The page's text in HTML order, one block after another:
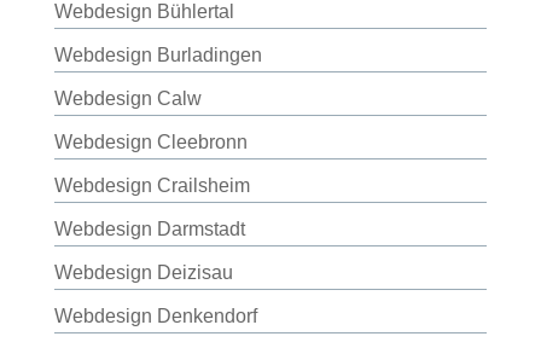
Webdesign Bühlertal
Webdesign Burladingen
Webdesign Calw
Webdesign Cleebronn
Webdesign Crailsheim
Webdesign Darmstadt
Webdesign Deizisau
Webdesign Denkendorf